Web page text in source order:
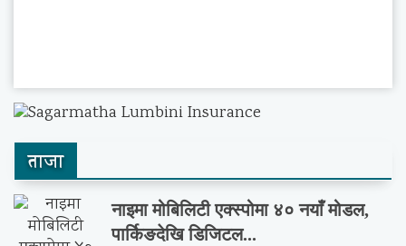
ताजा
नाइमा मोबिलिटी एक्स्पोमा ४० नयाँ मोडल,
पार्किङदेखि डिजिटल...